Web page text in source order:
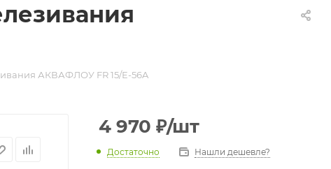
АКВАФЛОУ FR 15/E-56A
4 970 ₽/шт
Достаточно Нашли дешевле?